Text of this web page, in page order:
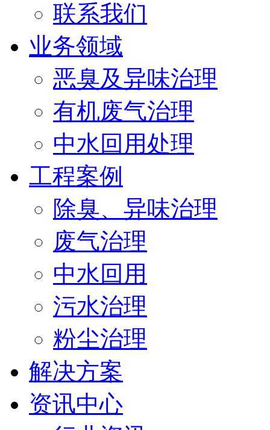
联系我们
业务领域
恶臭及异味治理
有机废气治理
中水回用处理
工程案例
除臭、异味治理
废气治理
中水回用
污水治理
粉尘治理
解决方案
资讯中心